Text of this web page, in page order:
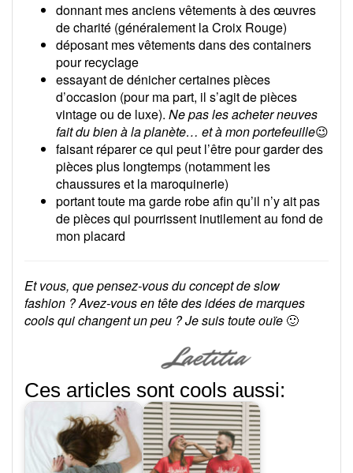
donnant mes anciens vêtements à des œuvres
de charité (généralement la Croix Rouge)
déposant mes vêtements dans des containers
pour recyclage
essayant de dénicher certaines pièces
d’occasion (pour ma part, il s’agit de pièces
vintage ou de luxe). Ne pas les acheter neuves
fait du bien à la planète… et à mon portefeuille😉
faisant réparer ce qui peut l’être pour garder des
pièces plus longtemps (notamment les
chaussures et la maroquinerie)
portant toute ma garde robe afin qu’il n’y ait pas
de pièces qui pourrissent inutilement au fond de
mon placard
Et vous, que pensez-vous du concept de slow
fashion ? Avez-vous en tête des idées de marques
cools qui changent un peu ? Je suis toute ouïe 🙂
Ces articles sont cools aussi: